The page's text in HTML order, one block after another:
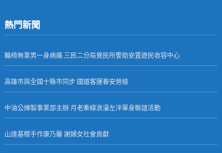
熱門新聞
輪椅無業男一身病痛 三民二分局覺民所警助安置遊民收容中心
高雄市與全國十縣市同步 國道客運春安勞檢
中油公煉製事業部主辦 月老牽線浪漫左泮單身聯誼活動
山達基贈手作康乃馨 謝婦女社會貢獻